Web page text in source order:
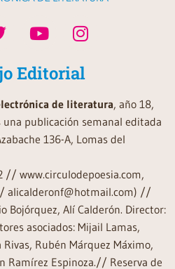
Editorial
de literatura, año 18,
publicación semanal editada
136-A, Lomas del
// www.circulodepoesia.com,
alicalderonf@hotmail.com) //
Bojórquez, Alí Calderón. Director:
asociados: Mijail Lamas,
Rubén Márquez Máximo,
Ramírez Espinoza.// Reserva de